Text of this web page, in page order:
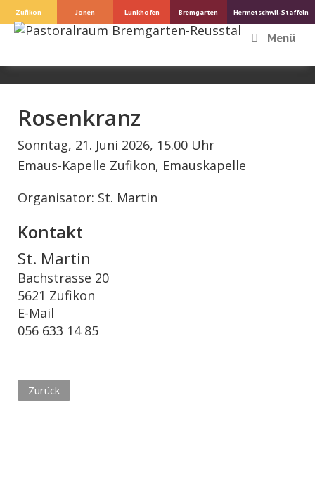
Springe
zum
Zufikon Jonen Lunkhofen Bremgarten Hermetschwil-Staffeln
Menü
Rosenkranz
Sonntag, 21. Juni 2026, 15.00 Uhr
Emaus-Kapelle Zufikon, Emauskapelle
Organisator: St. Martin
Kontakt
St. Martin
Bachstrasse 20
5621 Zufikon
E-Mail
056 633 14 85
Zurück